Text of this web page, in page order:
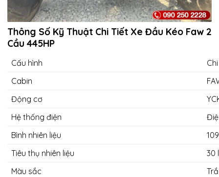
Thông Số Kỹ Thuật Chi Tiết Xe Đầu Kéo Faw 2
Cầu 445HP
Cấu hình
Cabin
Động cơ
Hệ thống điện
Bình nhiên liệu
Tiêu thụ nhiên liệu
30
Màu sắc